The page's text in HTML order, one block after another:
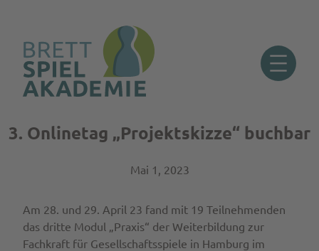
Zum3. Onlinetag „Projektskizze“ buchbar
Mai 1, 2023
Am 28. und 29. April 23 fand mit 19 Teilnehmenden
das dritte Modul „Praxis“ der Weiterbildung zur
Fachkraft für Gesellschaftsspiele in Hamburg im